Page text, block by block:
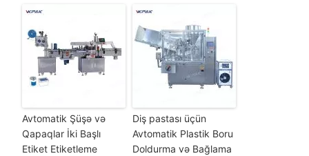
Avtomatik Şüşə və
Qapaqlar İki Başlı
Etiket Etiketleme
Diş pastası üçün
Avtomatik Plastik Boru
Doldurma və Bağlama